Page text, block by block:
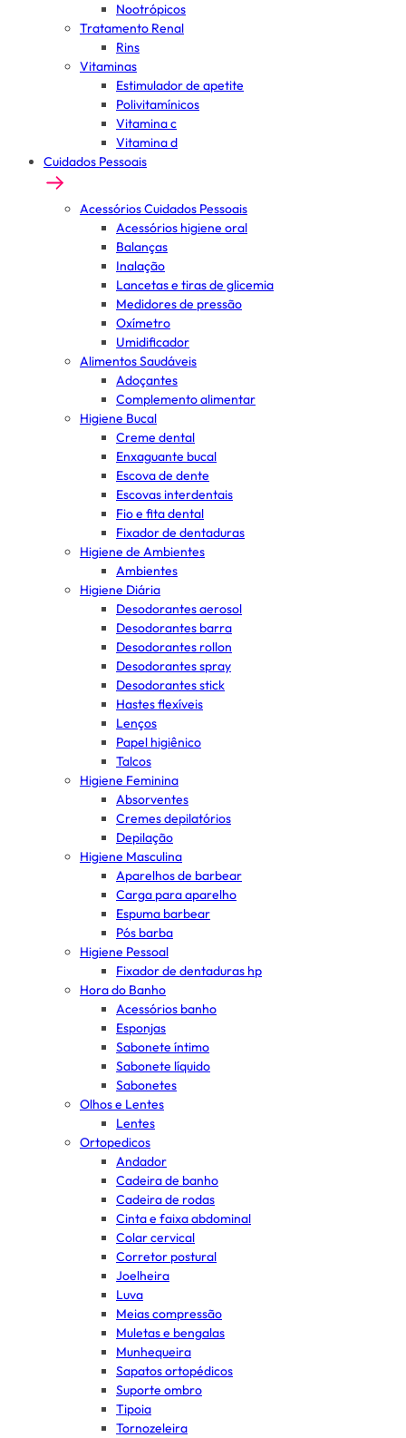
Nootrópicos
Tratamento Renal
Rins
Vitaminas
Estimulador de apetite
Polivitamínicos
Vitamina c
Vitamina d
Cuidados Pessoais
Acessórios Cuidados Pessoais
Acessórios higiene oral
Balanças
Inalação
Lancetas e tiras de glicemia
Medidores de pressão
Oxímetro
Umidificador
Alimentos Saudáveis
Adoçantes
Complemento alimentar
Higiene Bucal
Creme dental
Enxaguante bucal
Escova de dente
Escovas interdentais
Fio e fita dental
Fixador de dentaduras
Higiene de Ambientes
Ambientes
Higiene Diária
Desodorantes aerosol
Desodorantes barra
Desodorantes rollon
Desodorantes spray
Desodorantes stick
Hastes flexíveis
Lenços
Papel higiênico
Talcos
Higiene Feminina
Absorventes
Cremes depilatórios
Depilação
Higiene Masculina
Aparelhos de barbear
Carga para aparelho
Espuma barbear
Pós barba
Higiene Pessoal
Fixador de dentaduras hp
Hora do Banho
Acessórios banho
Esponjas
Sabonete íntimo
Sabonete líquido
Sabonetes
Olhos e Lentes
Lentes
Ortopedicos
Andador
Cadeira de banho
Cadeira de rodas
Cinta e faixa abdominal
Colar cervical
Corretor postural
Joelheira
Luva
Meias compressão
Muletas e bengalas
Munhequeira
Sapatos ortopédicos
Suporte ombro
Tipoia
Tornozeleira